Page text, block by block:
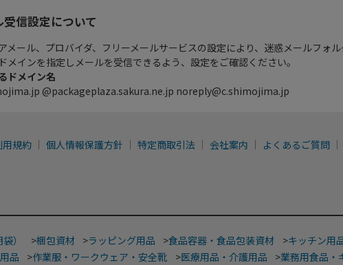
受信設定について
メール、プロバイダ、フリーメールサービスの設定により、迷惑メールフォ
メインを指定しメールを受信できるよう、設定をご確認ください。
ドメイン名
@packageplaza.sakura.ne.jp noreply@c.shimojima.jp
用規約 個人情報保護方針 特定商取引法 会社案内 よくあるご質問
） >梱包資材 >ラッピング用品 >食品容器・食品包装資材 >キッチン用
品 >作業服・ワークウェア・安全靴 >医療用品・介護用品 >業務用食品・